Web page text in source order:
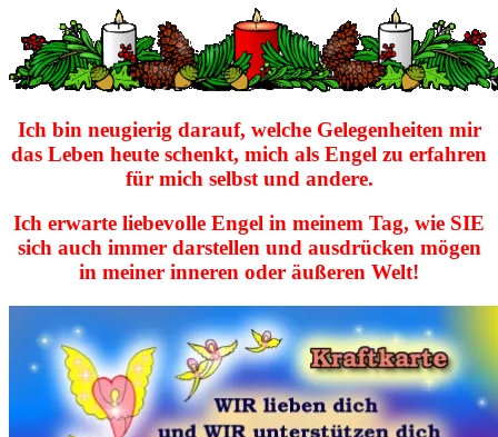
Ich bin neugierig darauf, welche Gelegenheiten mir
das Leben heute schenkt, mich als Engel zu erfahren
für mich selbst und andere.
Ich erwarte liebevolle Engel in meinem Tag, wie SIE
sich auch immer darstellen und ausdrücken mögen
in meiner inneren oder äußeren Welt!